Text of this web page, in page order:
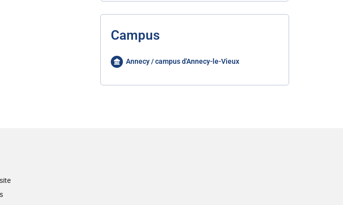
Campus
Annecy / campus d'Annecy-le-Vieux